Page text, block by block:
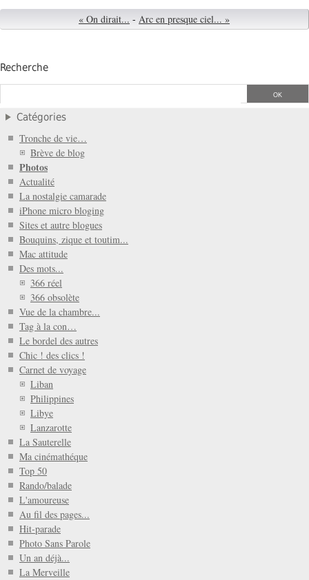
« On dirait... - Arc en presque ciel... »
Recherche
Catégories
Tronche de vie…
Brève de blog
Photos
Actualité
La nostalgie camarade
iPhone micro bloging
Sites et autre blogues
Bouquins, zique et toutim...
Mac attitude
Des mots...
366 réel
366 obsolète
Vue de la chambre...
Tag à la con…
Le bordel des autres
Chic ! des clics !
Carnet de voyage
Liban
Philippines
Libye
Lanzarotte
La Sauterelle
Ma cinémathéque
Top 50
Rando/balade
L'amoureuse
Au fil des pages...
Hit-parade
Photo Sans Parole
Un an déjà...
La Merveille